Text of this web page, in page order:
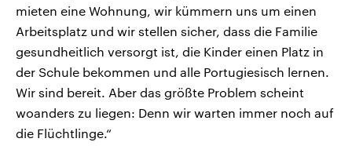
mieten eine Wohnung, wir kümmern uns um einen
Arbeitsplatz und wir stellen sicher, dass die Familie
gesundheitlich versorgt ist, die Kinder einen Platz in
der Schule bekommen und alle Portugiesisch lernen.
Wir sind bereit. Aber das größte Problem scheint
woanders zu liegen: Denn wir warten immer noch auf
die Flüchtlinge.“